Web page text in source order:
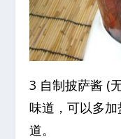
3 自制披萨酱 (
味道，可以多
道。